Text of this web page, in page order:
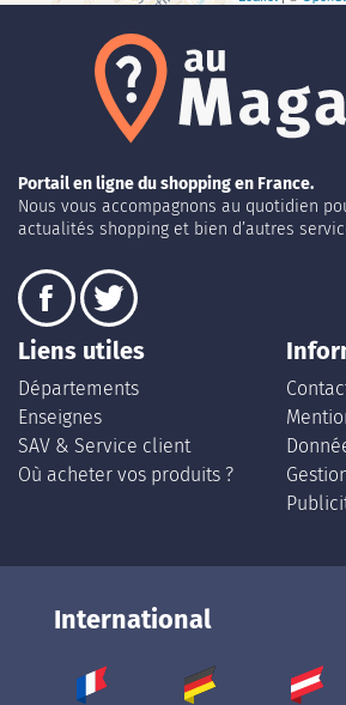
Portail en ligne du shopping en France.
Nous vous accompagnons au quotidien
actualités shopping et bien d’autres
Liens utiles
Départements
Enseignes
SAV & Service client
Où acheter vos produits ?
International